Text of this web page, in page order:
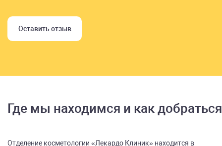
Оставить отзыв
Где мы находимся и как
Отделение косметологии «Лекардо Клиник» находится в